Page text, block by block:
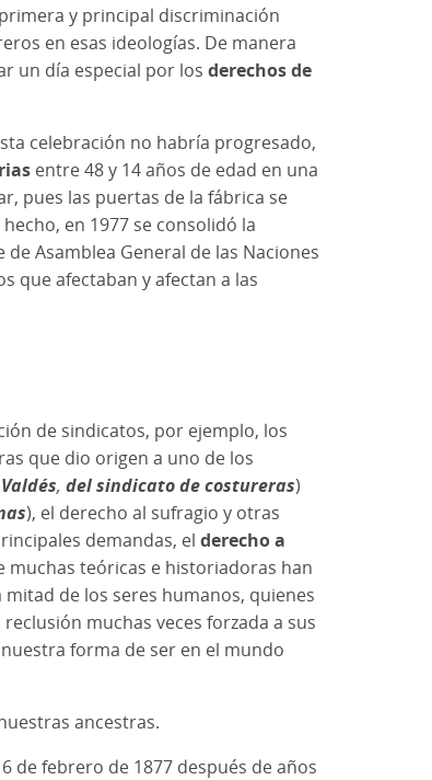
y principal discriminación
en esas ideologías. De manera
un día especial por los derechos de
celebración no habría progresado,
entre 48 y 14 años de edad en una
pues las puertas de la fábrica se
en 1977 se consolidó la
de Asamblea General de las Naciones
que afectaban y afectan a las
de sindicatos, por ejemplo, los
que dio origen a uno de los
, del sindicato de costureras)
), el derecho al sufragio y otras
demandas, el derecho a
muchas teóricas e historiadoras han
de los seres humanos, quienes
muchas veces forzada a sus
forma de ser en el mundo
ancestras.
de febrero de 1877 después de años